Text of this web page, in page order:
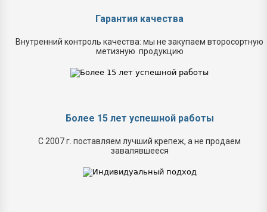
Гарантия качества
Внутренний контроль качества: мы не закупаем второсортную
метизную продукцию
Более 15 лет успешной работы
С 2007 г. поставляем лучший крепеж, а не продаем
завалявшееся